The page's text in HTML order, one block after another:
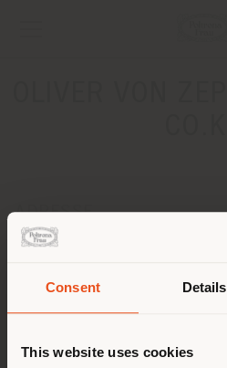
Consent Details
This website uses cookies
ADRESSE
KALLHARDSTRAŽƒE 30
Anweisungen bekommen